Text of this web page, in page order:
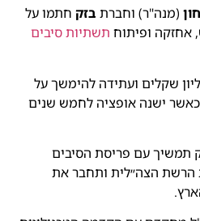
(מנה"ר) וחברת בזק חתמו על
ופיתוח תשתיות סיבים
מוערכת בכ-125 מיליון שקלים ועתידה להימשך על
ישנה אופציה לחמש שנים
עם פריסת הסיבים
הצה״לית ותחבר את